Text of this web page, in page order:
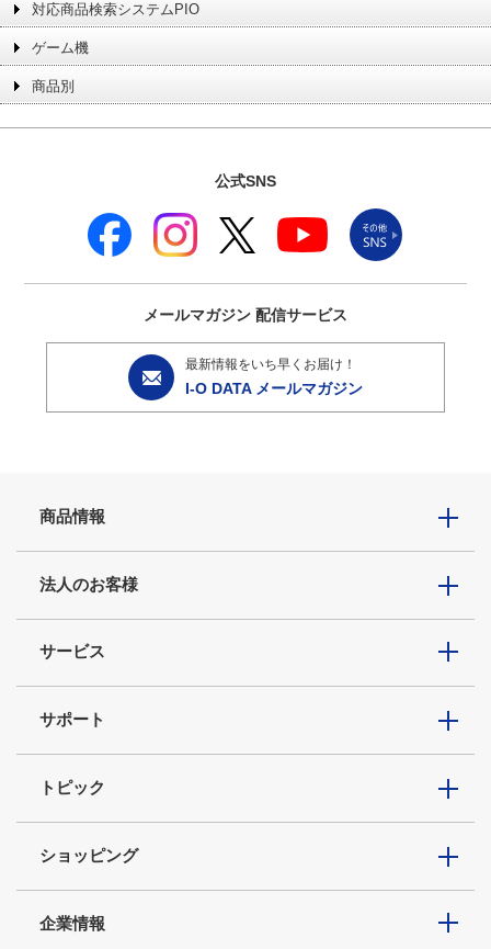
対応商品検索システムPIO
ゲーム機
商品別
公式SNS
メールマガジン 配信サービス
最新情報をいち早くお届け！
I-O DATA メールマガジン
商品情報
法人のお客様
サービス
サポート
トピック
ショッピング
企業情報